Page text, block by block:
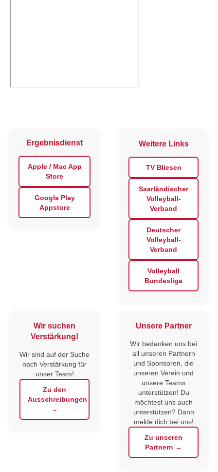
Ergebnisdienst
Apple / Mac App
Store
Google Play
Appstore
Weitere Links
TV Bliesen
Saarländischer
Volleyball-
Verband
Deutscher
Volleyball-
Verband
Volleyball
Bundesliga
Wir suchen
Verstärkung!
Wir sind auf der Suche
nach Verstärkung für
unser Team!
Zu den
Ausschreibungen
→
Unsere Partner
Wir bedanken uns bei
all unseren Partnern
und Sponsoren, die
unseren Verein und
unsere Teams
unterstützen! Du
möchtest uns auch
unterstützen? Dann
melde dich bei uns!
Zu unseren
Partnern →